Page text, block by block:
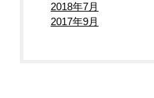
2018年7月
2017年9月